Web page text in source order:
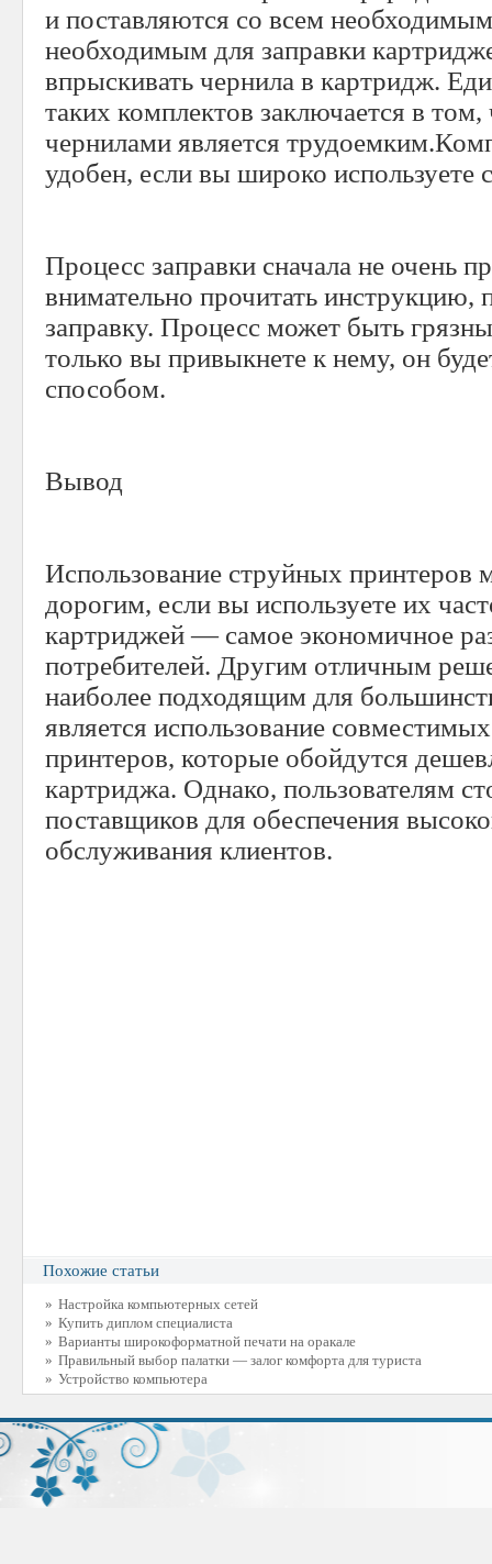
и поставляются со всем
необходимым для заправки
впрыскивать чернила в картридж.
таких комплектов заключается в том,
чернилами является
удобен, если вы широко используете
Процесс заправки сначала не очень
внимательно прочитать инструкцию,
заправку. Процесс может быть
только вы привыкнете к нему, он
способом.
Вывод
Использование струйных принтеров
дорогим, если вы используете их
картриджей — самое экономичное
потребителей. Другим отличным
наиболее подходящим для
является использование
принтеров, которые обойдутся
картриджа. Однако, пользователям
поставщиков для обеспечения
обслуживания клиентов.
Похожие статьи
» Настройка компьютерных сетей
» Купить диплом специалиста
» Варианты широкоформатной печати на оракале
» Правильный выбор палатки — залог комфорта для туриста
» Устройство компьютера